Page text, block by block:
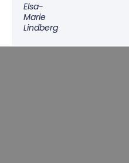
Elsa-
Marie
Lindberg